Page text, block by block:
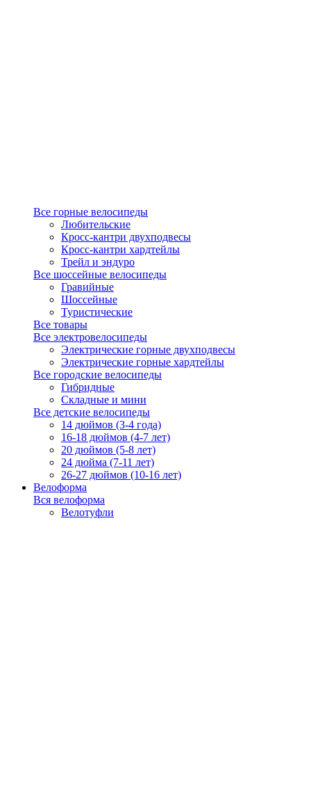
Все горные велосипеды
Любительские
Кросс-кантри двухподвесы
Кросс-кантри хардтейлы
Трейл и эндуро
Все шоссейные велосипеды
Гравийные
Шоссейные
Туристические
Все товары
Все электровелосипеды
Электрические горные двухподвесы
Электрические горные хардтейлы
Все городские велосипеды
Гибридные
Складные и мини
Все детские велосипеды
14 дюймов (3-4 года)
16-18 дюймов (4-7 лет)
20 дюймов (5-8 лет)
24 дюйма (7-11 лет)
26-27 дюймов (10-16 лет)
Велоформа
Вся велоформа
Велотуфли